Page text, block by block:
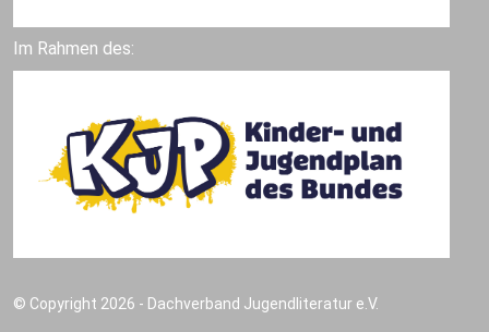
Im Rahmen des:
© Copyright 2026 - Dachverband Jugendliteratur e.V.